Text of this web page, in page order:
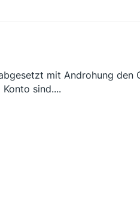
mit Androhung den
sind....